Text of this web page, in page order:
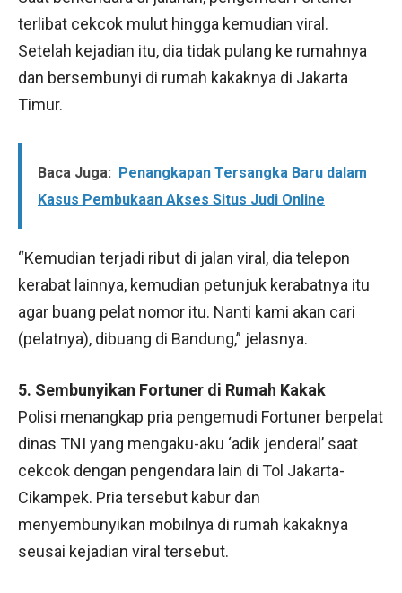
terlibat cekcok mulut hingga kemudian viral.
Setelah kejadian itu, dia tidak pulang ke rumahnya
dan bersembunyi di rumah kakaknya di Jakarta
Timur.
Baca Juga: Penangkapan Tersangka Baru dalam
Kasus Pembukaan Akses Situs Judi Online
“Kemudian terjadi ribut di jalan viral, dia telepon
kerabat lainnya, kemudian petunjuk kerabatnya itu
agar buang pelat nomor itu. Nanti kami akan cari
(pelatnya), dibuang di Bandung,” jelasnya.
5. Sembunyikan Fortuner di Rumah Kakak
Polisi menangkap pria pengemudi Fortuner berpelat
dinas TNI yang mengaku-aku ‘adik jenderal’ saat
cekcok dengan pengendara lain di Tol Jakarta-
Cikampek. Pria tersebut kabur dan
menyembunyikan mobilnya di rumah kakaknya
seusai kejadian viral tersebut.